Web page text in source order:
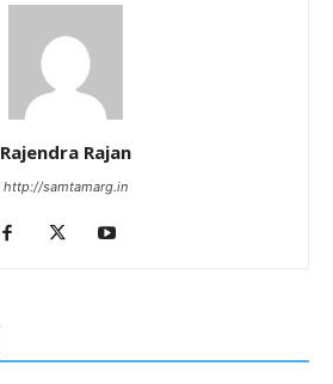
Rajendra Rajan
http://samtamarg.in